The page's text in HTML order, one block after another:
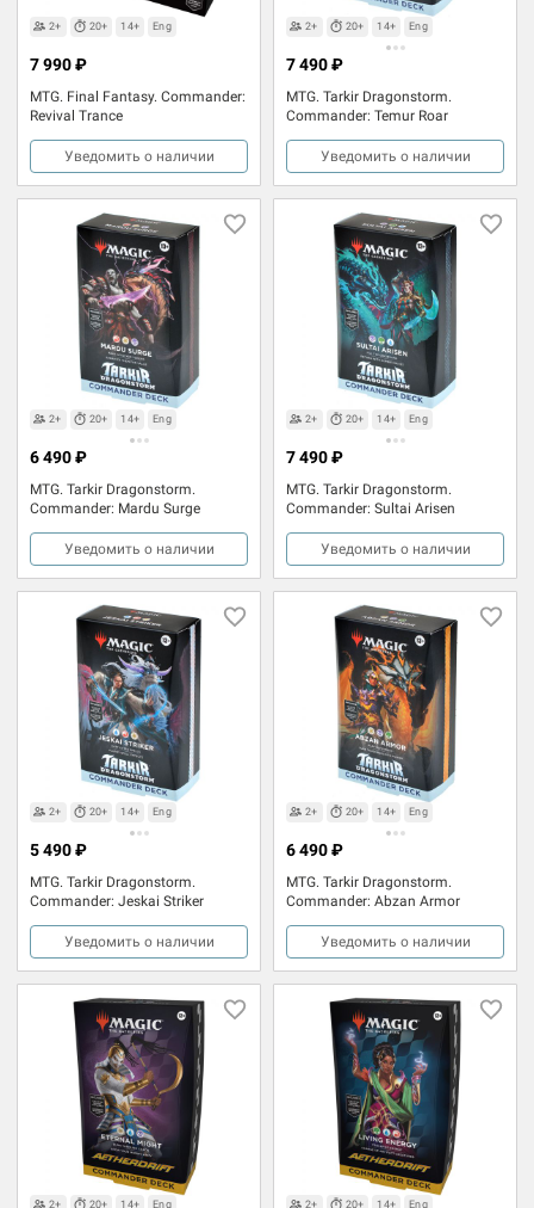
2+ 20+ 14+ Eng
MTG. Final Fantasy. Commander:
Revival Trance
7 990 ₽
Уведомить о наличии
2+ 20+ 14+ Eng
MTG. Tarkir Dragonstorm.
Commander: Temur Roar
7 490 ₽
Уведомить о наличии
2+ 20+ 14+ Eng
MTG. Tarkir Dragonstorm.
Commander: Mardu Surge
6 490 ₽
Уведомить о наличии
2+ 20+ 14+ Eng
MTG. Tarkir Dragonstorm.
Commander: Sultai Arisen
7 490 ₽
Уведомить о наличии
2+ 20+ 14+ Eng
MTG. Tarkir Dragonstorm.
Commander: Jeskai Striker
5 490 ₽
Уведомить о наличии
2+ 20+ 14+ Eng
MTG. Tarkir Dragonstorm.
Commander: Abzan Armor
6 490 ₽
Уведомить о наличии
2+ 20+ 14+ Eng 2+ 20+ 14+ Eng